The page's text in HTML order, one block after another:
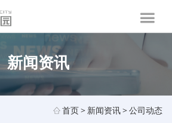
新闻资讯
首页> 新闻资讯>公司动态